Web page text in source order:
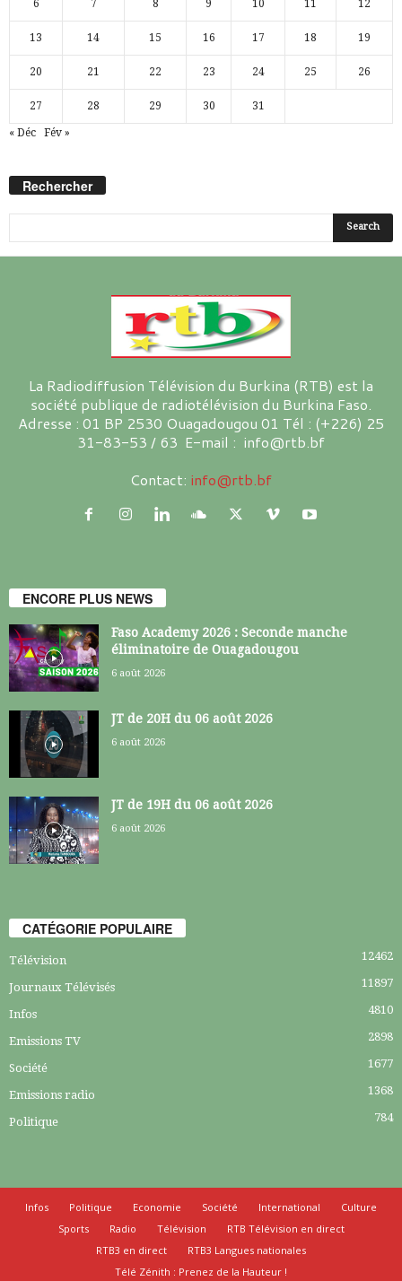
6 7 8 9 10 11 12
13 14 15 16 17 18 19
20 21 22 23 24 25 26
27 28 29 30 31
« Déc Fév »
Rechercher
La Radiodiffusion Télévision du Burkina (RTB) est la
société publique de radiotélévision du Burkina Faso.
Adresse : 01 BP 2530 Ouagadougou 01 Tél : (+226) 25
31-83-53 / 63 E-mail : info@rtb.bf
Contact: info@rtb.bf
ENCORE PLUS NEWS
Faso Academy 2026 : Seconde manche
éliminatoire de Ouagadougou
6 août 2026
JT de 20H du 06 août 2026
6 août 2026
JT de 19H du 06 août 2026
6 août 2026
CATÉGORIE POPULAIRE
Télévision 12462
Journaux Télévisés 11897
Infos 4810
Emissions TV 2898
Société 1677
Emissions radio 1368
Politique 784
Infos Politique Economie Société International
Culture
Sports
Radio Télévision
RTB Télévision en direct
RTB3 en direct
RTB3 Langues nationales
Télé Zénith : Prenez de la Hauteur !